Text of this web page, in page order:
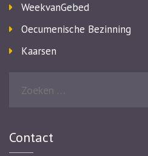
WeekvanGebed
Oecumenische Bezinning
Kaarsen
Contact